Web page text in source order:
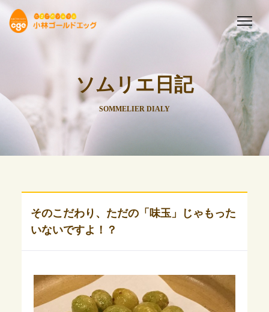
ソムリエ日記
SOMMELIER DIALY
そのこだわり、ただの「味玉」じゃもった
いないですよ！？